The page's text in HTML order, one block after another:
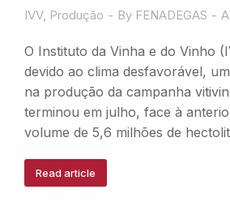
IVV, Produção By FENADEGAS
O Instituto da Vinha e do Vinho
devido ao clima desfavorável,
na produção da campanha
terminou em julho, face à
volume de 5,6 milhões de
Read article